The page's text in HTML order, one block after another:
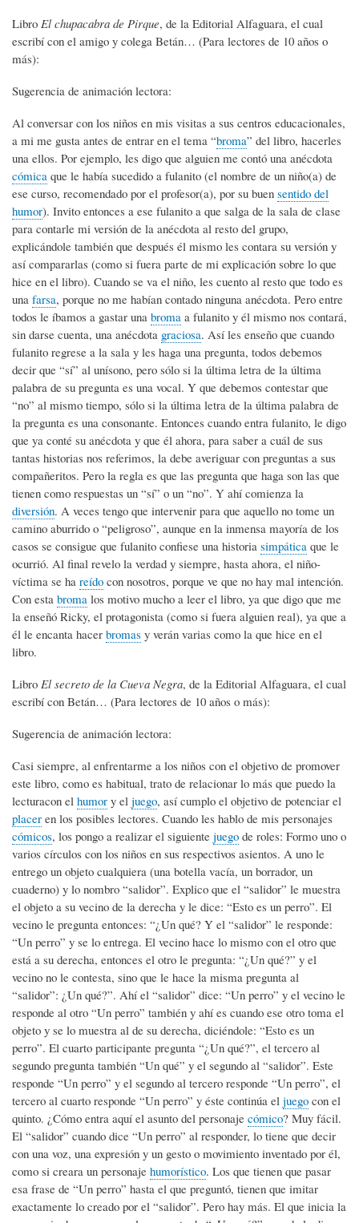
Libro El chupacabra de Pirque, de la Editorial Alfaguara, el cual
escribí con el amigo y colega Betán… (Para lectores de 10 años o
más):
Sugerencia de animación lectora:
Al conversar con los niños en mis visitas a sus centros educacionales,
a mi me gusta antes de entrar en el tema “broma” del libro, hacerles
una ellos. Por ejemplo, les digo que alguien me contó una anécdota
cómica que le había sucedido a fulanito (el nombre de un niño(a) de
ese curso, recomendado por el profesor(a), por su buen sentido del
humor). Invito entonces a ese fulanito a que salga de la sala de clase
para contarle mi versión de la anécdota al resto del grupo,
explicándole también que después él mismo les contara su versión y
así compararlas (como si fuera parte de mi explicación sobre lo que
hice en el libro). Cuando se va el niño, les cuento al resto que todo es
una farsa, porque no me habían contado ninguna anécdota. Pero entre
todos le íbamos a gastar una broma a fulanito y él mismo nos contará,
sin darse cuenta, una anécdota graciosa. Así les enseño que cuando
fulanito regrese a la sala y les haga una pregunta, todos debemos
decir que “sí” al unísono, pero sólo si la última letra de la última
palabra de su pregunta es una vocal. Y que debemos contestar que
“no” al mismo tiempo, sólo si la última letra de la última palabra de
la pregunta es una consonante. Entonces cuando entra fulanito, le digo
que ya conté su anécdota y que él ahora, para saber a cuál de sus
tantas historias nos referimos, la debe averiguar con preguntas a sus
compañeritos. Pero la regla es que las pregunta que haga son las que
tienen como respuestas un “sí” o un “no”. Y ahí comienza la
diversión. A veces tengo que intervenir para que aquello no tome un
camino aburrido o “peligroso”, aunque en la inmensa mayoría de los
casos se consigue que fulanito confiese una historia simpática que le
ocurrió. Al final revelo la verdad y siempre, hasta ahora, el niño-
víctima se ha reído con nosotros, porque ve que no hay mal intención.
Con esta broma los motivo mucho a leer el libro, ya que digo que me
la enseñó Ricky, el protagonista (como si fuera alguien real), ya que a
él le encanta hacer bromas y verán varias como la que hice en el
libro.
Libro El secreto de la Cueva Negra, de la Editorial Alfaguara, el cual
escribí con Betán… (Para lectores de 10 años o más):
Sugerencia de animación lectora:
Casi siempre, al enfrentarme a los niños con el objetivo de promover
este libro, como es habitual, trato de relacionar lo más que puedo la
lecturacon el humor y el juego, así cumplo el objetivo de potenciar el
placer en los posibles lectores. Cuando les hablo de mis personajes
cómicos, los pongo a realizar el siguiente juego de roles: Formo uno o
varios círculos con los niños en sus respectivos asientos. A uno le
entrego un objeto cualquiera (una botella vacía, un borrador, un
cuaderno) y lo nombro “salidor”. Explico que el “salidor” le muestra
el objeto a su vecino de la derecha y le dice: “Esto es un perro”. El
vecino le pregunta entonces: “¿Un qué? Y el “salidor” le responde:
“Un perro” y se lo entrega. El vecino hace lo mismo con el otro que
está a su derecha, entonces el otro le pregunta: “¿Un qué?” y el
vecino no le contesta, sino que le hace la misma pregunta al
“salidor”: ¿Un qué?”. Ahí el “salidor” dice: “Un perro” y el vecino le
responde al otro “Un perro” también y ahí es cuando ese otro toma el
objeto y se lo muestra al de su derecha, diciéndole: “Esto es un
perro”. El cuarto participante pregunta “¿Un qué?”, el tercero al
segundo pregunta también “Un qué” y el segundo al “salidor”. Este
responde “Un perro” y el segundo al tercero responde “Un perro”, el
tercero al cuarto responde “Un perro” y éste continúa el juego con el
quinto. ¿Cómo entra aquí el asunto del personaje cómico? Muy fácil.
El “salidor” cuando dice “Un perro” al responder, lo tiene que decir
con una voz, una expresión y un gesto o movimiento inventado por él,
como si creara un personaje humorístico. Los que tienen que pasar
esa frase de “Un perro” hasta el que preguntó, tienen que imitar
exactamente lo creado por el “salidor”. Pero hay más. El que inicia la